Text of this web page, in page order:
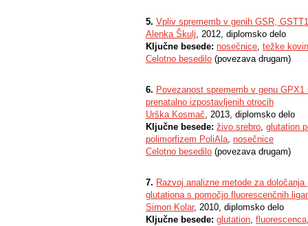
5. Vpliv sprememb v genih GSR,
Alenka Škulj, 2012, diplomsko delo
Ključne besede: nosečnice, težke
Celotno besedilo (povezava drugam)
6. Povezanost sprememb v genu
prenatalno izpostavljenih otrocih
Urška Kosmač, 2013, diplomsko delo
Ključne besede: živo srebro, glutation
polimorfizem PoliAla, nosečnice
Celotno besedilo (povezava drugam)
7. Razvoj analizne metode za
glutationa s pomočjo fluorescenčnih
Simon Kolar, 2010, diplomsko delo
Ključne besede: glutation, fluorescenca